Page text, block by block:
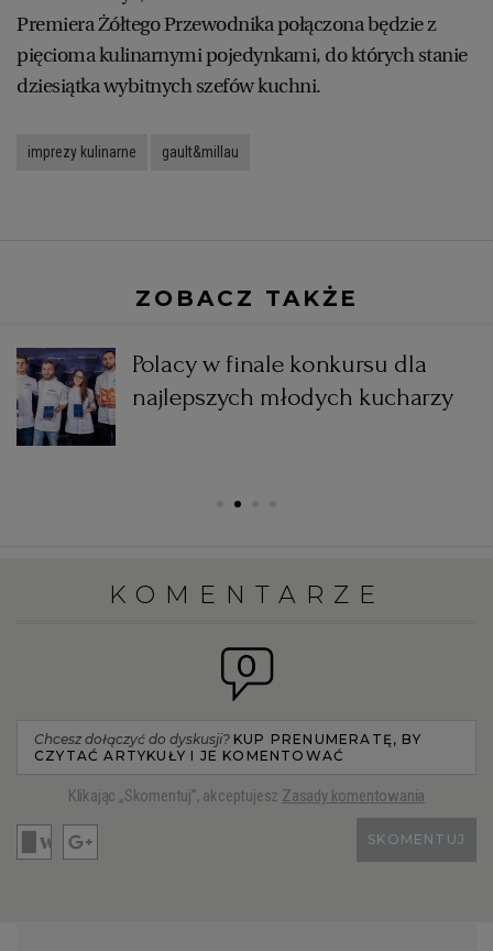
RZESZÓW
WAŁBRZYCH
ZAKOPANE
ZIELONA GÓRA
Premiera Żółtego Przewodnika połączona będzie z
pięcioma kulinarnymi pojedynkami, do których stanie
dziesiątka wybitnych szefów kuchni.
imprezy kulinarne gault&millau
ZOBACZ TAKŻE
Polacy w finale konkursu dla
najlepszych młodych kucharzy
KOMENTARZE
0
Chcesz dołączyć do dyskusji? KUP PRENUMERATĘ, BY
CZYTAĆ ARTYKUŁY I JE KOMENTOWAĆ
Klikając „Skomentuj”, akceptujesz Zasady komentowania
SKOMENTUJ